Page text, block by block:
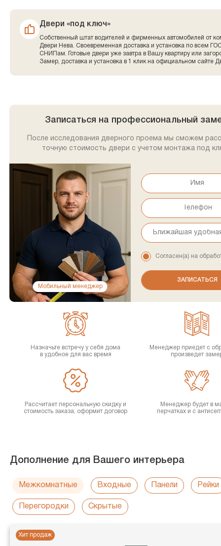
Двери «под ключ»
Собственный штат водителей и фирменных автомобилей от
Двери Нева. Своевременная доставка и установка по всем
СНИПам. Готовые двери уже завтра в Вашу квартиру или
Замер, доставка и установка в 1 клик на официальном сайте
Записаться на профессиональный
После исследования дверного проема мы сможем
точную стоимость двери с учетом монтажа под
Мобильный менеджер
Согласен(а) на
Назначьте встречу у себя дома
в удобное для вас время
Менеджер приедет с
произведет
Рассчитает персональную скидку и
стоимость заказа, оформит договор
Менеджер будет в
перчатках и с
Дополнение для Вашего интерьера
Межкомнатные Входные Панели Рейки
Перегородки Скрытые
Хит продаж